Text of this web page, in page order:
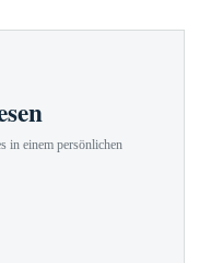
in einem persönlichen